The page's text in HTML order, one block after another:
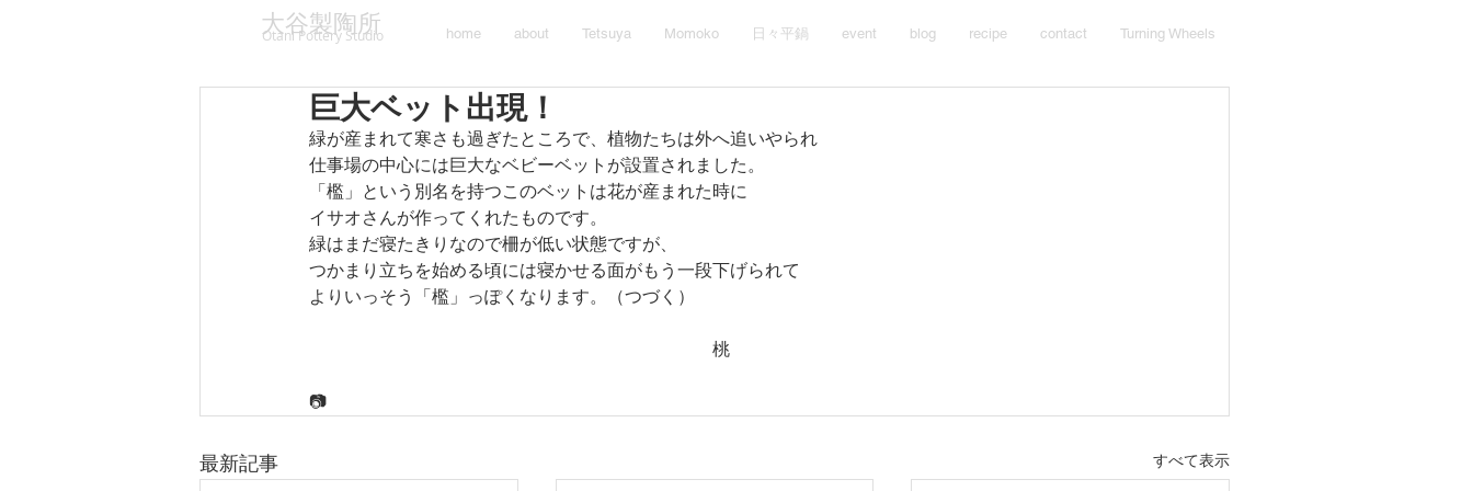
大谷製陶所
Otani Pottery Studio home about Tetsuya Momoko 日々平鍋 event blog recipe contact Turning Wheels
巨大ベット出現！
緑が産まれて寒さも過ぎたところで、植物たちは外へ追いやられ
仕事場の中心には巨大なベビーベットが設置されました。
「檻」という別名を持つこのベットは花が産まれた時に
イサオさんが作ってくれたものです。
緑はまだ寝たきりなので柵が低い状態ですが、
つかまり立ちを始める頃には寝かせる面がもう一段下げられて
よりいっそう「檻」っぽくなります。（つづく）
桃
📷
最新記事 すべて表示